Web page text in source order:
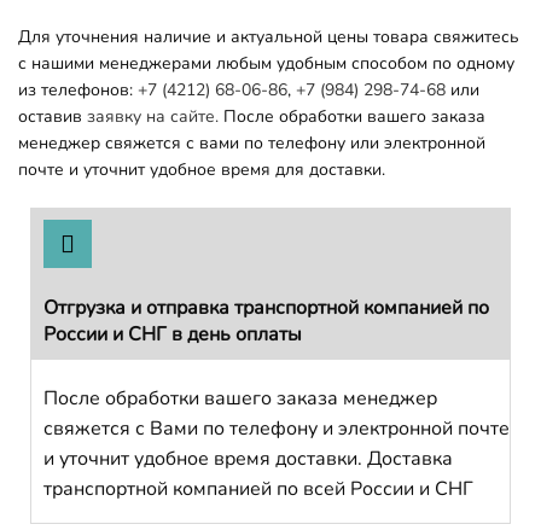
Для уточнения наличие и актуальной цены товара свяжитесь
с нашими менеджерами любым удобным способом по одному
из телефонов: +7 (4212) 68-06-86, +7 (984) 298-74-68 или
оставив заявку на сайте. После обработки вашего заказа
менеджер свяжется с вами по телефону или электронной
почте и уточнит удобное время для доставки.
Отгрузка и отправка транспортной компанией по
России и СНГ в день оплаты
После обработки вашего заказа менеджер
свяжется с Вами по телефону и электронной почте
и уточнит удобное время доставки. Доставка
транспортной компанией по всей России и СНГ